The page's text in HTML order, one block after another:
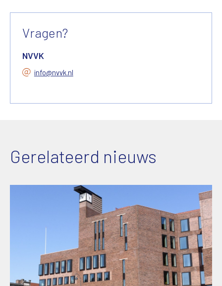
Vragen?
NVVK
info@nvvk.nl
Gerelateerd nieuws